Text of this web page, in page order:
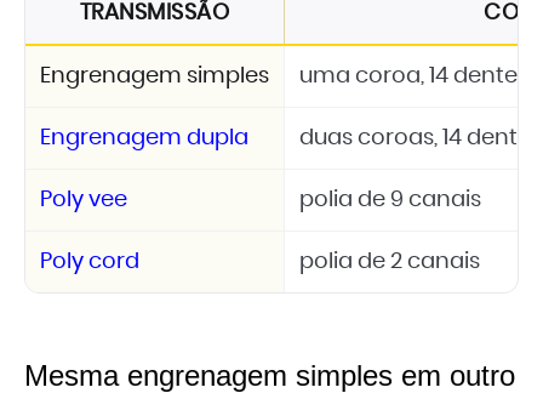
TRANSMISSÃO
Engrenagem simples uma coroa, 14 dentes,
Engrenagem dupla duas coroas, 14
Poly vee polia de 9 canais
Poly cord polia de 2 canais
Mesma engrenagem simples em outro